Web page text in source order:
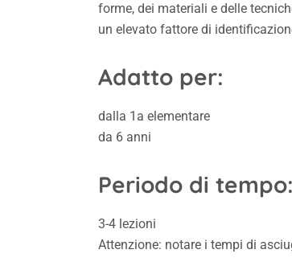
forme, dei materiali e delle
un elevato fattore di
Adatto per:
dalla 1a elementare
da 6 anni
Periodo di tempo:
3-4 lezioni
Attenzione: notare i tempi di